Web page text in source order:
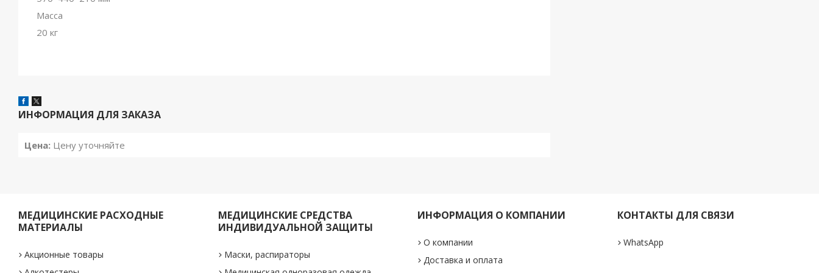
Масса
20 кг
ИНФОРМАЦИЯ ДЛЯ ЗАКАЗА
Цена: Цену уточняйте
МЕДИЦИНСКИЕ РАСХОДНЫЕ
МАТЕРИАЛЫ
Акционные товары
МЕДИЦИНСКИЕ СРЕДСТВА
ИНДИВИДУАЛЬНОЙ ЗАЩИТЫ
Маски, распираторы
ИНФОРМАЦИЯ О КОМПАНИИ
О компании
Доставка и оплата
КОНТАКТЫ ДЛЯ СВЯЗИ
WhatsApp